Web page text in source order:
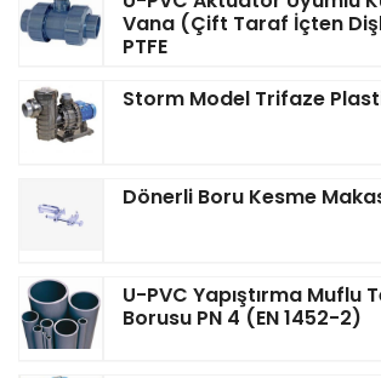
Vana (Çift Taraf İçten
PTFE
Storm Model Trifaze
Dönerli Boru Kesme
U-PVC Yapıştırma Muflu
Borusu PN 4 (EN 1452-2)